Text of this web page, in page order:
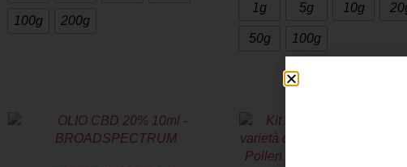
100g 200g
1g 5g 10g
50g 100g